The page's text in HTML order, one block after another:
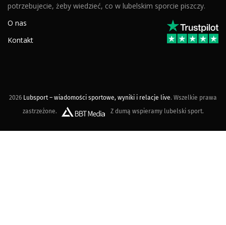
potrzebujecie, żeby wiedzieć, co w lubelskim sporcie piszczy.
O nas
Kontakt
2026 Lubsport – wiadomości sportowe, wyniki i relacje live. Wszelkie prawa
zastrzeżone.
Z dumą wspieramy lubelski sport.